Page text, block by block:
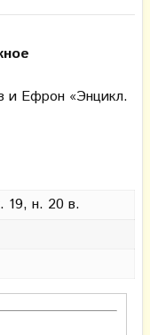
и Ефрон «Энцикл.
19, н. 20 в.